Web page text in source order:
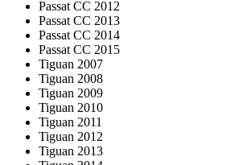
Passat CC 2012
Passat CC 2013
Passat CC 2014
Passat CC 2015
Tiguan 2007
Tiguan 2008
Tiguan 2009
Tiguan 2010
Tiguan 2011
Tiguan 2012
Tiguan 2013